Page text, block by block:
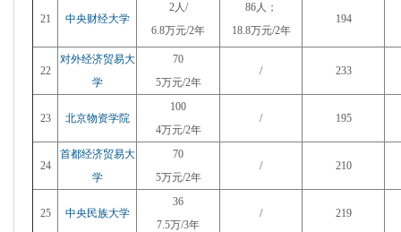
21 中央财经大学
2人/
6.8万元/2年
86人；
18.8万元/2年
194
22
对外经济贸易大
学
70
5万元/2年
/ 233
23 北京物资学院
100
4万元/2年
/ 195
24
首都经济贸易大
学
70
5万元/2年
/ 210
25 中央民族大学
36
7.5万/3年
/ 219